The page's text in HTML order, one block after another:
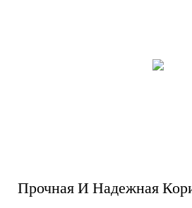
Прочная И Надежная